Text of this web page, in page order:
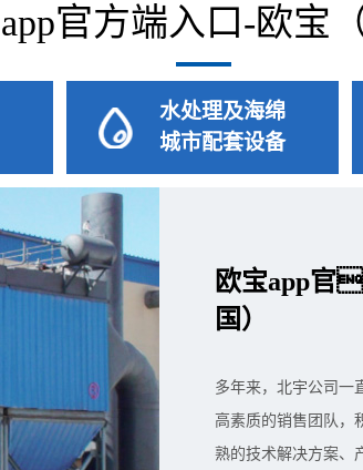
官方端入口-欧宝
水处理及海绵
城市配套设备
欧宝app
国）
多年来，北宇公司一
高素质的销售团队，
熟的技术解决方案、